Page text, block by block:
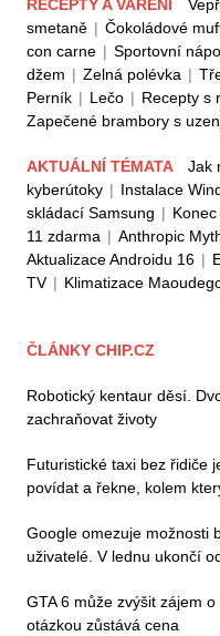
RECEPTY A VAŘENÍ
smetaně | Čokoládové
con carne | Sportovní
džem | Zelná polévka |
Perník | Lečo | Recepty s
Zapečené brambory s
AKTUÁLNÍ TÉMATA Jak
kyberútoky | Instalace
skládací Samsung |
11 zdarma | Anthropic
Aktualizace Androidu 16 |
TV | Klimatizace
ČLÁNKY CHIP.CZ
Robotický kentaur děsí.
zachraňovat životy
Futuristické taxi bez řidiče
povídat a řekne, kolem
Google omezuje možnosti
uživatelé. V lednu ukončí
GTA 6 může zvýšit zájem
otázkou zůstává cena